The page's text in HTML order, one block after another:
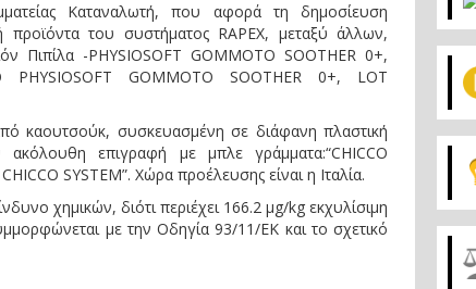
Καταναλωτή, που αφορά τη δημοσίευση
του συστήματος RAPEX, μεταξύ άλλων,
Πιπίλα -PHYSIOSOFT GOMMOTO SOOTHER 0+,
PHYSIOSOFT GOMMOTO SOOTHER 0+, LOT
καουτσούκ, συσκευασμένη σε διάφανη πλαστική
επιγραφή με μπλε γράμματα:“CHICCO
SYSTEM”. Χώρα προέλευσης είναι η Ιταλία.
χημικών, διότι περιέχει 166.2 μg/kg εκχυλίσιμη
με την Οδηγία 93/11/ΕΚ και το σχετικό